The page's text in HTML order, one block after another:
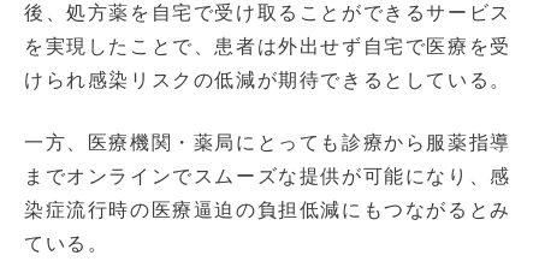
後、処方薬を自宅で受け取ることができるサービス
を実現したことで、患者は外出せず自宅で医療を受
けられ感染リスクの低減が期待できるとしている。
一方、医療機関・薬局にとっても診療から服薬指導
までオンラインでスムーズな提供が可能になり、感
染症流行時の医療逼迫の負担低減にもつながるとみ
ている。